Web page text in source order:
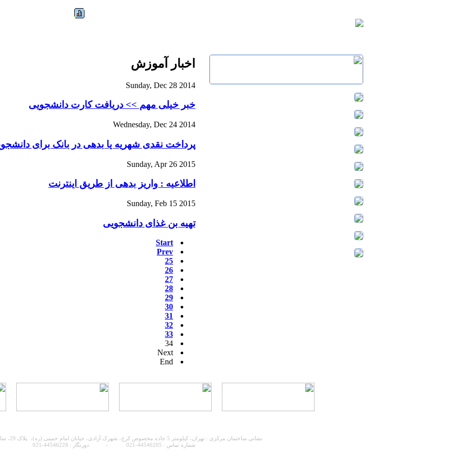
اخبار آموزش
Sunday, Dec 28 2014
خبر خیلی مهم >> دریافت کارت دانشجویی
Wednesday, Dec 24 2014
پرداخت نقدی شهریه یا بدهی در بانک برای
Sunday, Apr 26 2015
اطلاعیه : واریز بدهی از طریق اینترنت
Sunday, Feb 15 2015
تهیه بن غذای دانشجویی
Start
Prev
25
26
27
28
29
30
31
32
33
34
Next
End
نشانی ساختمان مرکزی : تهران، کیلومتر 5 جاده مخصوص کرج، شهرک آزادی، خیابان امام خمینی (ره)، پلاک 29، ساختمان ابوفاضل
شماره تماس : 44546205-021 - دورنگار :
44546228-021